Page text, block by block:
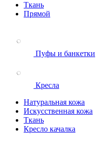
Ткань
Прямой
Пуфы и банкетки
Кресла
Натуральная кожа
Искусственная кожа
Ткань
Кресло качалка